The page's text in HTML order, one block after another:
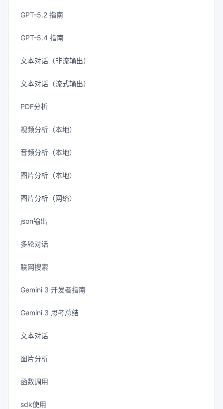
GPT-5.2 指南
GPT-5.4 指南
文本对话（非流输出）
文本对话（流式输出）
PDF分析
视频分析（本地）
音频分析（本地）
图片分析（本地）
图片分析（网络）
json输出
多轮对话
联网搜索
Gemini 3 开发者指南
Gemini 3 思考总结
文本对话
图片分析
函数调用
sdk使用